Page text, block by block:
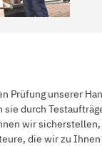
Prüfung unserer
durch
wir sicherstellen,
die wir zu Ihnen